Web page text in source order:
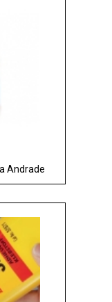
Andrade